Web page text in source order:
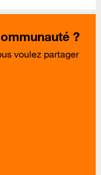
?
voulez partager